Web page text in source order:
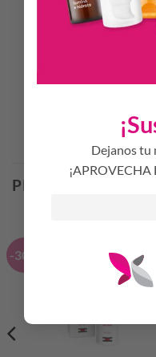
Dejanos tu
¡APROVECHA
Aplicar diariamente
PRODUCTOS
-30%